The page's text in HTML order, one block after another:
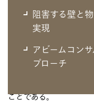
阻害する壁と
実現
アビームコン
プローチ
倉庫マネジメ
倉庫マネジメントの目
ことである。